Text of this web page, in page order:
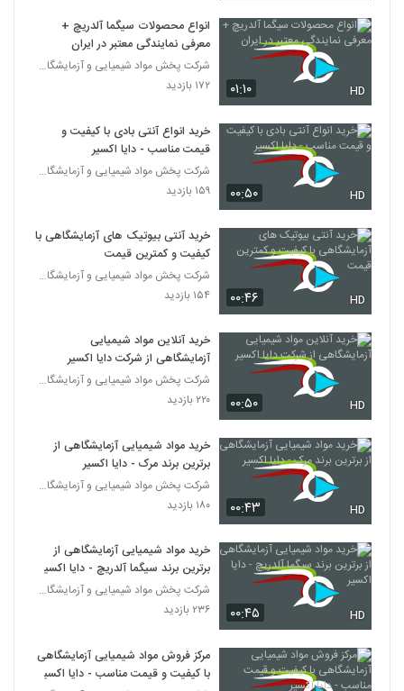
۰۱:۱۰ HD
انواع محصولات سیگما آلدریچ +
معرفی نمایندگی معتبر در ایران
شرکت پخش مواد شیمیایی و آزمایشگاهی دایا اکسیر
۱۷۲ بازدید
۰۰:۵۰ HD
خرید انواع آنتی بادی با کیفیت و
قیمت مناسب - دایا اکسیر
شرکت پخش مواد شیمیایی و آزمایشگاهی دایا اکسیر
۱۵۹ بازدید
۰۰:۴۶ HD
خرید آنتی بیوتیک های آزمایشگاهی با
کیفیت و کمترین قیمت
شرکت پخش مواد شیمیایی و آزمایشگاهی دایا اکسیر
۱۵۴ بازدید
۰۰:۵۰ HD
خرید آنلاین مواد شیمیایی
آزمایشگاهی از شرکت دایا اکسیر
شرکت پخش مواد شیمیایی و آزمایشگاهی دایا اکسیر
۲۲۰ بازدید
۰۰:۴۳ HD
خرید مواد شیمیایی آزمایشگاهی از
برترین برند مرک - دایا اکسیر
شرکت پخش مواد شیمیایی و آزمایشگاهی دایا اکسیر
۱۸۰ بازدید
۰۰:۴۵ HD
خرید مواد شیمیایی آزمایشگاهی از
برترین برند سیگما آلدریچ - دایا اکسیر
شرکت پخش مواد شیمیایی و آزمایشگاهی دایا اکسیر
۲۳۶ بازدید
مرکز فروش مواد شیمیایی آزمایشگاهی
با کیفیت و قیمت مناسب - دایا اکسیر